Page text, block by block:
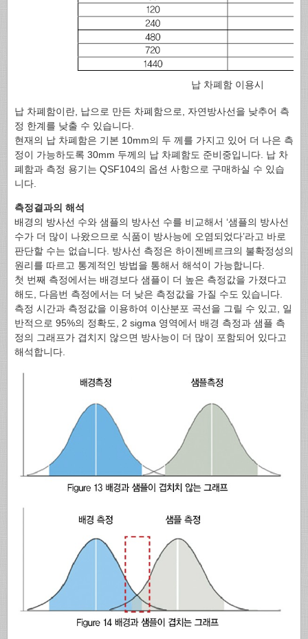
납 차폐함 이용시
납 차폐함이란, 납으로 만든 차폐함으로, 자연방사선을 낮추어 측
정 한계를 낮출 수 있습니다.
현재의 납 차폐함은 기본 10mm의 두 께를 가지고 있어 더 나은 측
정이 가능하도록 30mm 두께의 납 차폐함도 준비중입니다. 납 차
폐함과 측정 용기는 QSF104의 옵션 사항으로 구매하실 수 있습
니다.
측정결과의 해석
배경의 방사선 수와 샘플의 방사선 수를 비교해서 ‘샘플의 방사선
수가 더 많이 나왔으므로 식품이 방사능에 오염되었다’라고 바로
판단할 수는 없습니다. 방사선 측정은 하이젠베르크의 불확정성의
원리를 따르고 통계적인 방법을 통해서 해석이 가능합니다.
첫 번째 측정에서는 배경보다 샘플이 더 높은 측정값을 가졌다고
해도, 다음번 측정에서는 더 낮은 측정값을 가질 수도 있습니다.
측정 시간과 측정값을 이용하여 이산분포 곡선을 그릴 수 있고, 일
반적으로 95%의 정확도, 2 sigma 영역에서 배경 측정과 샘플 측
정의 그래프가 겹치지 않으면 방사능이 더 많이 포함되어 있다고
해석합니다.